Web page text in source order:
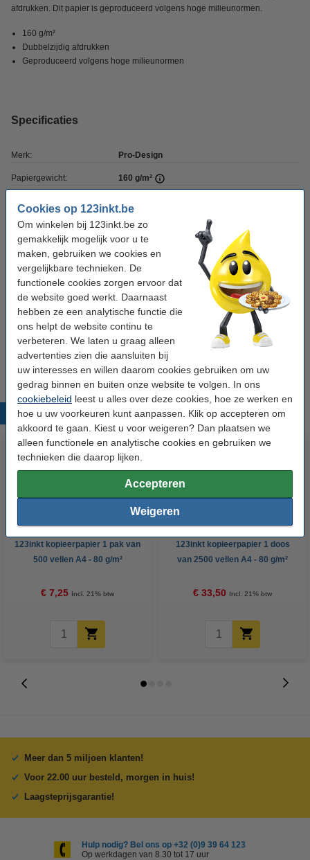
Cookies op 123inkt.be
Om winkelen bij 123inkt.be zo
gemakkelijk mogelijk voor u te
maken, gebruiken we cookies en
vergelijkbare technieken. De
functionele cookies zorgen ervoor dat
de website goed werkt. Daarnaast
hebben ze een analytische functie die
ons helpt de website continu te
verbeteren. We laten u graag alleen
advertenties zien die aansluiten bij
uw interesses en willen daarom cookies gebruiken om uw
gedrag binnen en buiten onze website te volgen. In ons
cookiebeleid leest u alles over deze cookies, hoe ze werken en
hoe u uw voorkeuren kunt aanpassen. Klik op accepteren om
akkoord te gaan. Kiest u voor weigeren? Dan plaatsen we
alleen functionele en analytische cookies en gebruiken we
technieken die daarop lijken.
Accepteren
Weigeren
afdrukken. Dit papier is geproduceerd volgens hoge milieunormen.
160 g/m²
Dubbelzijdig afdrukken
Geproduceerd volgens hoge milieunormen
Specificaties
Merk: Pro-Design
Papiergewicht: 160 g/m²
Papierformaat: A4
Aantal vellen:
Verpakkingseenheid: pak
Winstpakker!
Clairefontaine DCP papier 1 doos van 1000
vellen A4 - 160 g/m²
€ 33,95
Populaire producten
123inkt kopieerpapier 1 pak van
500 vellen A4 - 80 g/m²
€ 7,25 Incl. 21% btw
123inkt kopieerpapier 1 doos
van 2500 vellen A4 - 80 g/m²
€ 33,50 Incl. 21% btw
Meer dan 5 miljoen klanten!
Voor 22.00 uur besteld, morgen in huis!
Laagsteprijsgarantie!
Hulp nodig? Bel ons op +32 (0)9 39 64 123
Op werkdagen van 8.30 tot 17 uur